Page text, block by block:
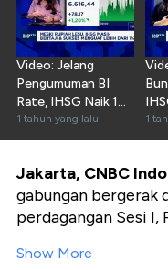
Video: Jelang
Pengumuman BI
Rate, IHSG Naik 1%
Lebih
1 tahun yang lalu 1
Jakarta, CNBC
gabungan bergerak
perdagangan Sesi I,
Show More